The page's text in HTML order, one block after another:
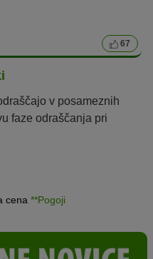
67
v posameznih
faze odraščanja pri
cena **Pogoji